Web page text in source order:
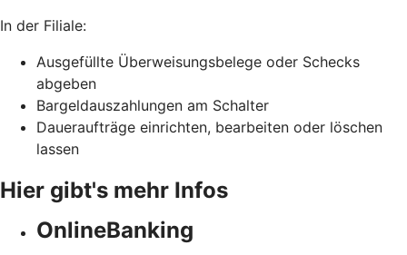
In der Filiale:
Ausgefüllte Überweisungsbelege oder Schecks
abgeben
Bargeldauszahlungen am Schalter
Daueraufträge einrichten, bearbeiten oder löschen
lassen
Hier gibt's mehr Infos
OnlineBanking